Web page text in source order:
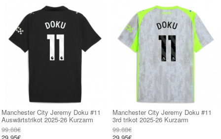
Manchester City Jeremy Doku #11
Auswärtstrikot 2025-26 Kurzarm
99.88€
29.95€
Manchester City Jeremy Doku #11
3rd trikot 2025-26 Kurzarm
99.88€
29.95€